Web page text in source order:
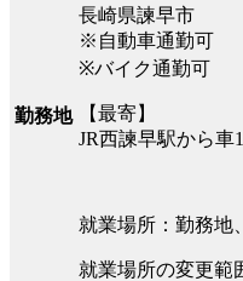
勤務地
長崎県諫早市
※自動車通勤可
※バイク通勤可
【最寄】
JR西諫早駅から車
就業場所：勤務地
就業場所の変更範